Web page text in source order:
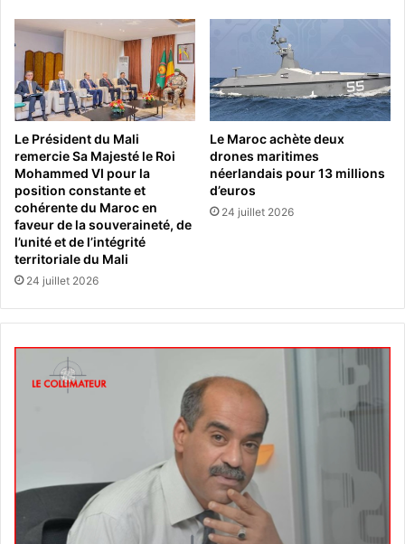
Le Président du Mali
remercie Sa Majesté le Roi
Mohammed VI pour la
position constante et
cohérente du Maroc en
faveur de la souveraineté, de
l’unité et de l’intégrité
territoriale du Mali
24 juillet 2026
Le Maroc achète deux
drones maritimes
néerlandais pour 13 millions
d’euros
24 juillet 2026